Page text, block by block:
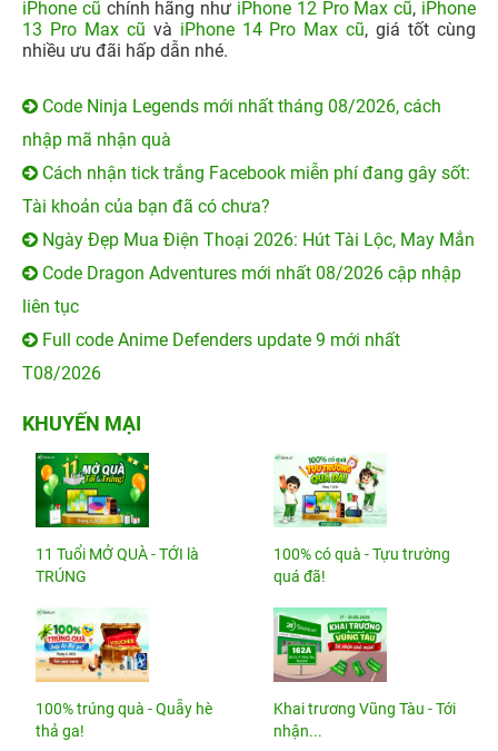
iPhone cũ chính hãng như iPhone 12 Pro Max cũ, iPhone
13 Pro Max cũ và iPhone 14 Pro Max cũ, giá tốt cùng
nhiều ưu đãi hấp dẫn nhé.
Code Ninja Legends mới nhất tháng 08/2026, cách
nhập mã nhận quà
Cách nhận tick trắng Facebook miễn phí đang gây sốt:
Tài khoản của bạn đã có chưa?
Ngày Đẹp Mua Điện Thoại 2026: Hút Tài Lộc, May Mắn
Code Dragon Adventures mới nhất 08/2026 cập nhập
liên tục
Full code Anime Defenders update 9 mới nhất
T08/2026
KHUYẾN MẠI
11 Tuổi MỞ QUÀ - TỚI là
TRÚNG
100% có quà - Tựu trường
quá đã!
100% trúng quà - Quẫy hè
thả ga!
Khai trương Vũng Tàu - Tới
nhận...